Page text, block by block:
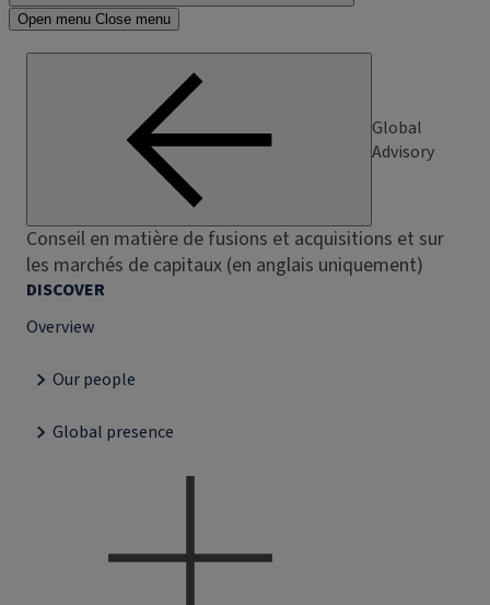
Open menu Close menu
Global
Advisory
Conseil en matière de fusions et acquisitions et sur
les marchés de capitaux (en anglais uniquement)
DISCOVER
Overview
Our people
Global presence